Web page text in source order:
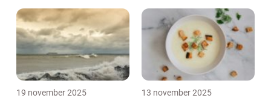
19 november 2025 13 november 2025